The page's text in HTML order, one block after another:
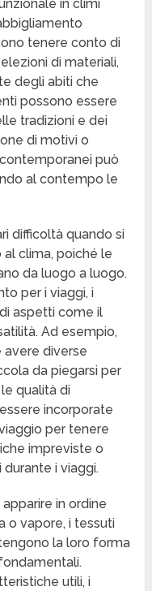
in climi
tenere conto di
di materiali,
degli abiti che
possono essere
tradizioni e dei
di motivi o
può
al contempo le
difficoltà quando si
clima, poiché le
da luogo a luogo.
per i viaggi, i
aspetti come il
Ad esempio,
avere diverse
da piegarsi per
qualità di
incorporate
per tenere
impreviste o
i viaggi.
in ordine
o vapore, i tessuti
la loro forma
utili, i